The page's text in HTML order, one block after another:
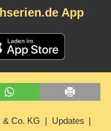
App
& Co. KG Updates